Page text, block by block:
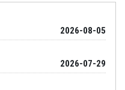
2026-08-05
2026-07-29